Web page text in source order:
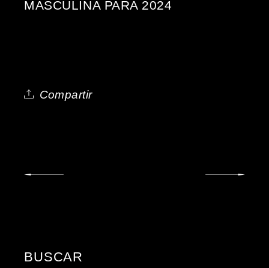
MASCULINA PARA 2024
Compartir
BUSCAR